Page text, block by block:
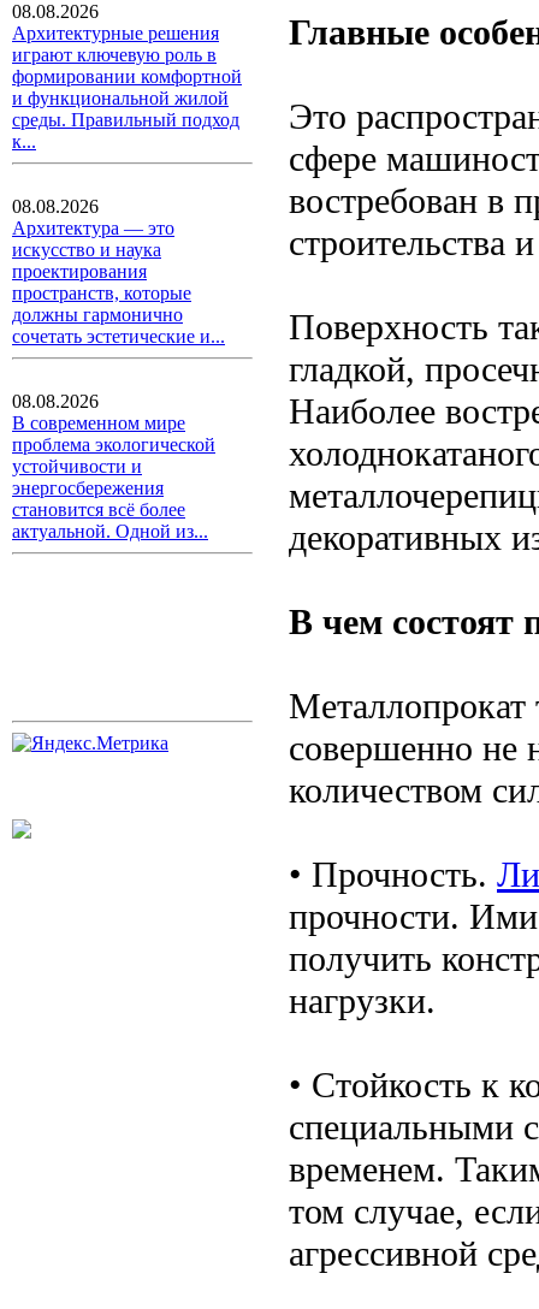
08.08.2026
Архитектурные решения
играют ключевую роль в
формировании комфортной
и функциональной жилой
среды. Правильный подход
к...
08.08.2026
Архитектура — это
искусство и наука
проектирования
пространств, которые
должны гармонично
сочетать эстетические и...
08.08.2026
В современном мире
проблема экологической
устойчивости и
энергосбережения
становится всё более
актуальной. Одной из...
Главные
Это
сфере
востребован в
строительства
Поверхность
гладкой,
Наиболее
декоративных
В чем состоят
Металлопрокат
совершенно не
количеством
• Прочность.
прочности.
получить
нагрузки.
• Стойкость к
специальными
временем.
том случае,
агрессивной